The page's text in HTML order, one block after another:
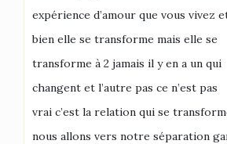
expérience d’amour que vous vivez
bien elle se transforme mais elle se
transforme à 2 jamais il y en a un qui
changent et l’autre pas ce n’est pas
vrai c’est la relation qui se
nous allons vers notre séparation